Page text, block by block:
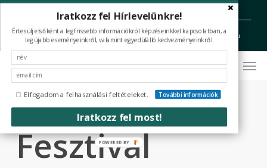
Skip
content
facebookyoutubeinstagram
tiktok
Hívj Minket: +36 70 394 5336 (H-P 09-16) office@coaching-nlp.hu
Tag
Womanity
Fesztival
Iratkozz fel Hírlevelünkre!
Értesülj elsőként a legfrissebb információkról képzéseinkkel kapcsolatban, a
legújabb eseményeinkről, valamint egyedülálló kedvezményeinkről.
Iratkozz fel most!
Elfogadom a felhasználási feltételeket. További információk
POWERED BY